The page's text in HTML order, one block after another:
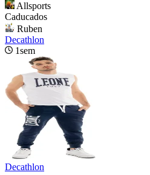
Allsports
Caducados
Ruben
Decathlon
1sem
Decathlon